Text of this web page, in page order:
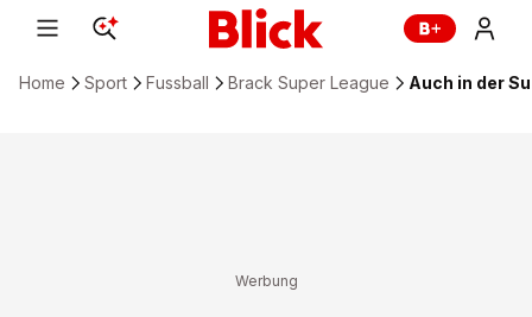
Home Sport Fussball Brack Super League Auch in der